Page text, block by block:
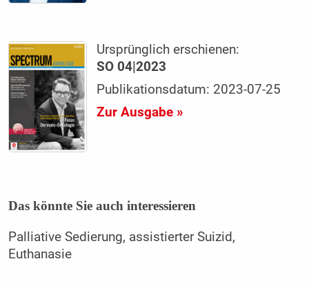
Ursprünglich erschienen:
SO 04|2023
Publikationsdatum: 2023-07-25
Zur Ausgabe »
Das könnte Sie auch interessieren
Palliative Sedierung, assistierter Suizid,
Euthanasie